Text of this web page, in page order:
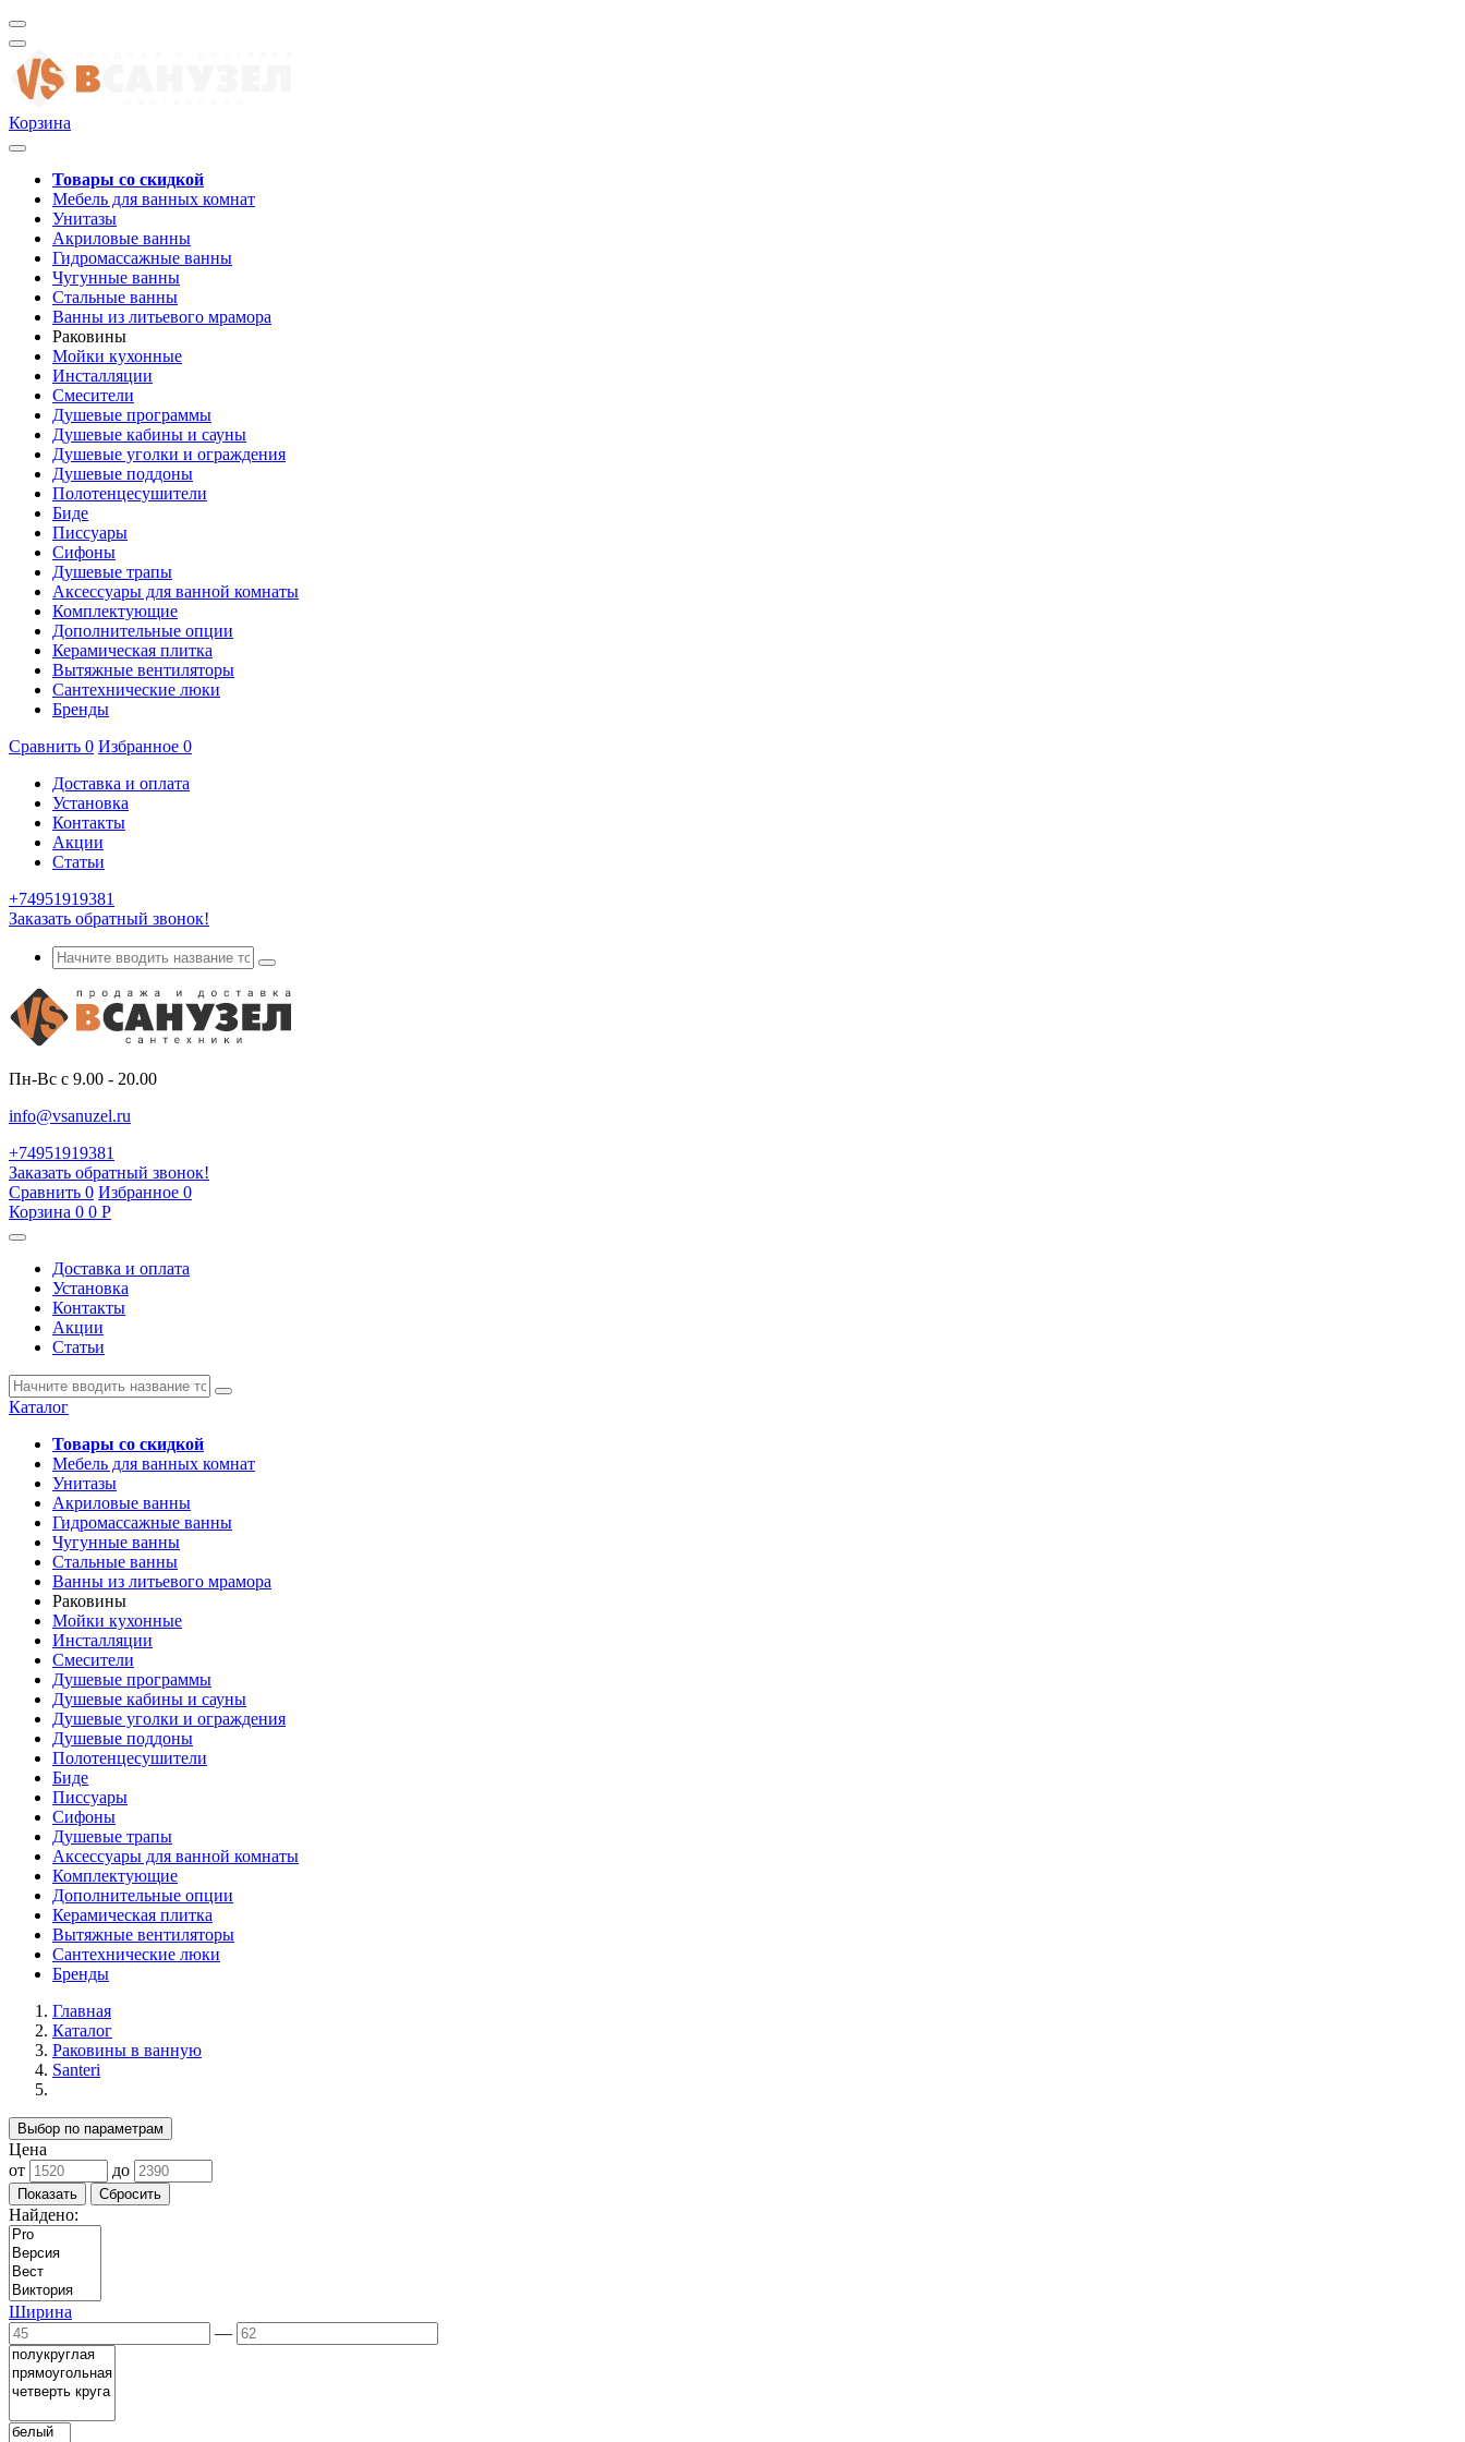
Корзина
Товары со скидкой
Мебель для ванных комнат
Унитазы
Акриловые ванны
Гидромассажные ванны
Чугунные ванны
Стальные ванны
Ванны из литьевого мрамора
Раковины
Мойки кухонные
Инсталляции
Смесители
Душевые программы
Душевые кабины и сауны
Душевые уголки и ограждения
Душевые поддоны
Полотенцесушители
Биде
Писсуары
Сифоны
Душевые трапы
Аксессуары для ванной комнаты
Комплектующие
Дополнительные опции
Керамическая плитка
Вытяжные вентиляторы
Сантехнические люки
Бренды
Сравнить 0 Избранное 0
Доставка и оплата
Установка
Контакты
Акции
Статьи
+74951919381
Заказать обратный звонок!
Пн-Вс с 9.00 - 20.00
info@vsanuzel.ru
+74951919381
Заказать обратный звонок!
Сравнить 0 Избранное 0
Корзина 0 0 Р
Доставка и оплата
Установка
Контакты
Акции
Статьи
Каталог
Товары со скидкой
Мебель для ванных комнат
Унитазы
Акриловые ванны
Гидромассажные ванны
Чугунные ванны
Стальные ванны
Ванны из литьевого мрамора
Раковины
Мойки кухонные
Инсталляции
Смесители
Душевые программы
Душевые кабины и сауны
Душевые уголки и ограждения
Душевые поддоны
Полотенцесушители
Биде
Писсуары
Сифоны
Душевые трапы
Аксессуары для ванной комнаты
Комплектующие
Дополнительные опции
Керамическая плитка
Вытяжные вентиляторы
Сантехнические люки
Бренды
Главная
Каталог
Раковины в ванную
Santeri
Выбор по параметрам
Цена
от
до
Найдено:
Ширина
—